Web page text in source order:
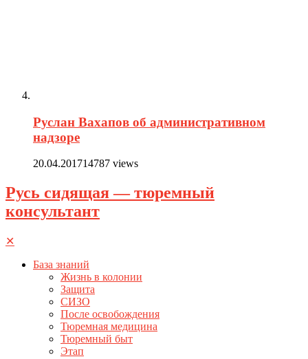
Руслан Вахапов об административном
надзоре
20.04.201714787 views
Русь сидящая — тюремный
консультант
✕
База знаний
Жизнь в колонии
Защита
СИЗО
После освобождения
Тюремная медицина
Тюремный быт
Этап